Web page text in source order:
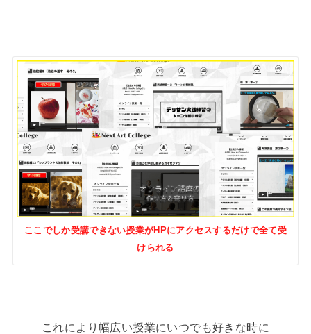
ここでしか受講できない授業がHPにアクセスするだけで全て受
けられる
これにより幅広い授業にいつでも好きな時に